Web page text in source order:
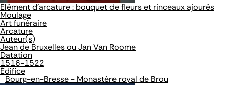
Elément d'arcature : bouquet de fleurs et rinceaux ajourés
Moulage
Art funéraire
Arcature
Auteur(s)
Jean de Bruxelles ou Jan Van Roome
Datation
1516-1522
Édifice
Bourg-en-Bresse - Monastère royal de Brou